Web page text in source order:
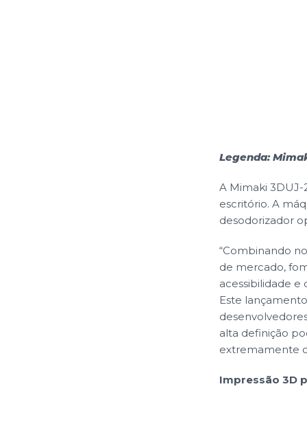
Legenda:
A Mimaki
escritório. A
desodorizador
“Combinando
de mercado,
acessibilidade
Este
alta definição
extremamente
Impressão 3D